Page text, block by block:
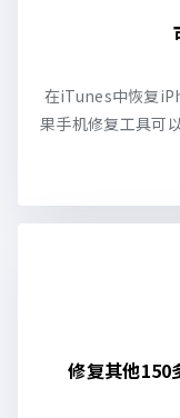
在iTunes中恢复
果手机修复工具可
修复其他150